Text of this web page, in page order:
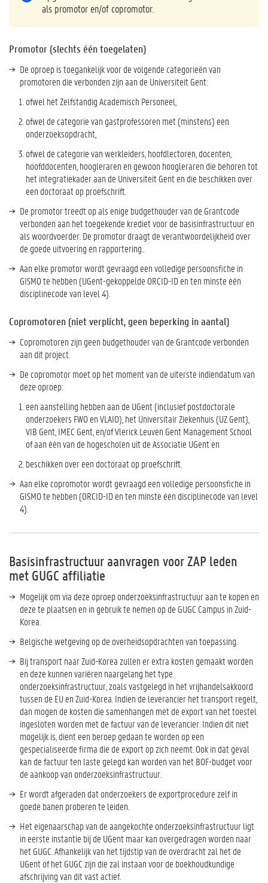
als promotor en/of copromotor.
Promotor (slechts één toegelaten)
De oproep is toegankelijk voor de volgende categorieën van
promotoren die verbonden zijn aan de Universiteit Gent:
ofwel het Zelfstandig Academisch Personeel,
ofwel de categorie van gastprofessoren met (minstens) een
onderzoeksopdracht,
ofwel de categorie van werkleiders, hoofdlectoren, docenten,
hoofddocenten, hoogleraren en gewoon hoogleraren die behoren tot
het integratiekader aan de Universiteit Gent en die beschikken over
een doctoraat op proefschrift.
De promotor treedt op als enige budgethouder van de Grantcode
verbonden aan het toegekende krediet voor de basisinfrastructuur en
als woordvoerder. De promotor draagt de verantwoordelijkheid over
de goede uitvoering en rapportering..
Aan elke promotor wordt gevraagd een volledige persoonsfiche in
GISMO te hebben (UGent-gekoppelde ORCID-ID en ten minste één
disciplinecode van level 4).
Copromotoren (niet verplicht, geen beperking in aantal)
Copromotoren zijn geen budgethouder van de Grantcode verbonden
aan dit project.
De copromotor moet op het moment van de uiterste indiendatum van
deze oproep:
een aanstelling hebben aan de UGent (inclusief postdoctorale
onderzoekers FWO en VLAIO), het Universitair Ziekenhuis (UZ Gent),
VIB Gent, IMEC Gent, en/of Vlerick Leuven Gent Management School
of aan één van de hogescholen uit de Associatie UGent en
beschikken over een doctoraat op proefschrift.
Aan elke copromotor wordt gevraagd een volledige persoonsfiche in
GISMO te hebben (ORCID-ID en ten minste één disciplinecode van level
4).
Basisinfrastructuur aanvragen voor ZAP leden
met GUGC affiliatie
Mogelijk om via deze oproep onderzoeksinfrastructuur aan te kopen en
deze te plaatsen en in gebruik te nemen op de GUGC Campus in Zuid-
Korea.
Belgische wetgeving op de overheidsopdrachten van toepassing.
Bij transport naar Zuid-Korea zullen er extra kosten gemaakt worden
en deze kunnen variëren naargelang het type
onderzoeksinfrastructuur, zoals vastgelegd in het vrijhandelsakkoord
tussen de EU en Zuid-Korea. Indien de leverancier het transport regelt,
dan mogen de kosten die samenhangen met de export van het toestel
ingesloten worden met de factuur van de leverancier. Indien dit niet
mogelijk is, dient een beroep gedaan te worden op een
gespecialiseerde firma die de export op zich neemt. Ook in dat geval
kan de factuur ten laste gelegd kan worden van het BOF-budget voor
de aankoop van onderzoeksinfrastructuur.
Er wordt afgeraden dat onderzoekers de exportprocedure zelf in
goede banen proberen te leiden.
Het eigenaarschap van de aangekochte onderzoeksinfrastructuur ligt
in eerste instantie bij de UGent maar kan overgedragen worden naar
het GUGC. Afhankelijk van het tijdstip van de overdracht zal het de
UGent of het GUGC zijn die zal instaan voor de boekhoudkundige
afschrijving van dit vast actief.